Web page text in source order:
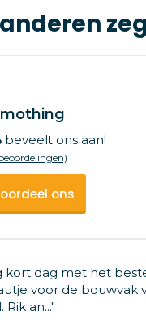
beveelt ons aan!
ons
kort dag met het
voor de bouwvak
an..."